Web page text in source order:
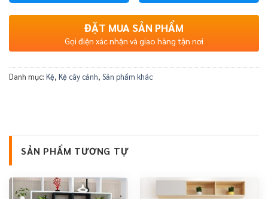
ĐẶT MUA SẢN PHẨM
Gọi điện xác nhận và giao hàng tận nơi
Danh mục: Kệ, Kệ cây cảnh, Sản phẩm khác
SẢN PHẨM TƯƠNG TỰ